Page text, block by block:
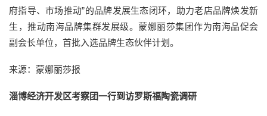
府指导、市场推动”的品牌发展生态闭环，助力老店品牌焕发新
生，推动南海品牌集群发展级。蒙娜丽莎集团作为南海品促会
副会长单位，首批入选品牌生态伙伴计划。
来源：蒙娜丽莎报
淄博经济开发区考察团一行到访罗斯福陶瓷调研